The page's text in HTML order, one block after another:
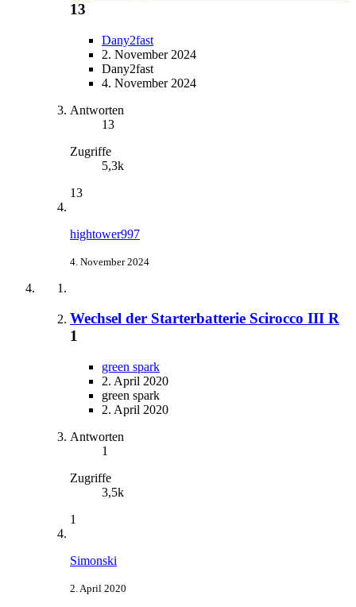
13
Dany2fast
2. November 2024
Dany2fast
4. November 2024
Antworten
13
Zugriffe
5,3k
13
hightower997
4. November 2024
Wechsel der Starterbatterie Scirocco III R
1
green spark
2. April 2020
green spark
2. April 2020
Antworten
1
Zugriffe
3,5k
1
Simonski
2. April 2020